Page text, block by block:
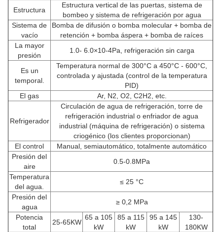
Estructura
Estructura vertical de las puertas, sistema de
bombeo y sistema de refrigeración por agua
Sistema de
vacío
Bomba de difusión o bomba molecular + bomba de
retención + bomba áspera + bomba de raíces
La mayor
presión
1.0- 6.0×10-4Pa, refrigeración sin carga
Es un
temporal.
Temperatura normal de 300°C a 450°C - 600°C,
controlada y ajustada (control de la temperatura
PID)
El gas
Ar, N2, O2, C2H2, etc.
Refrigerador
Circulación de agua de refrigeración, torre de
refrigeración industrial o enfriador de agua
industrial (máquina de refrigeración) o sistema
criogénico (los clientes proporcionan)
El control
Manual, semiautomático, totalmente automático
Presión del
aire
0.5-0.8MPa
Temperatura
del agua.
≤ 25 °C
Presión del
agua
≥ 0,2 MPa
Potencia
total
25-65KW
65 a 105
kW
85 a 115
kW
95 a 145
kW
130-
180KW